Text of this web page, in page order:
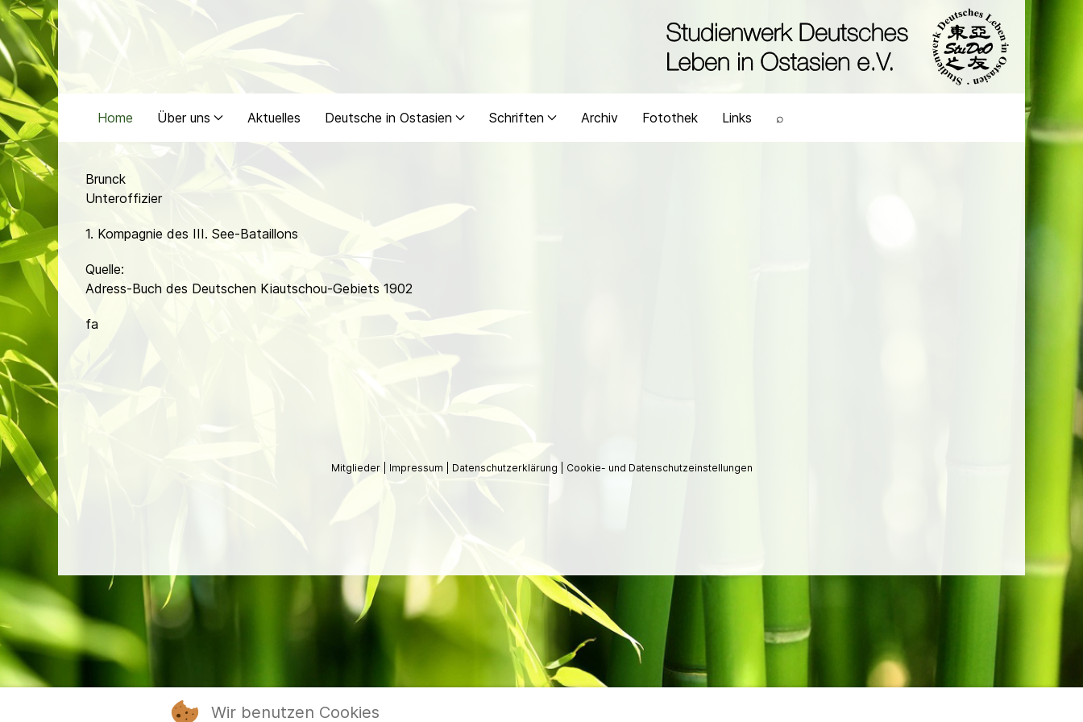
Home Über uns Aktuelles Deutsche in Ostasien Schriften Archiv Fotothek Links ⌕
Brunck
Unteroffizier
1. Kompagnie des III. See-Bataillons
Quelle:
Adress-Buch des Deutschen Kiautschou-Gebiets 1902
fa
Mitglieder Impressum Datenschutzerklärung Cookie- und Datenschutzeinstellungen
Wir benutzen Cookies